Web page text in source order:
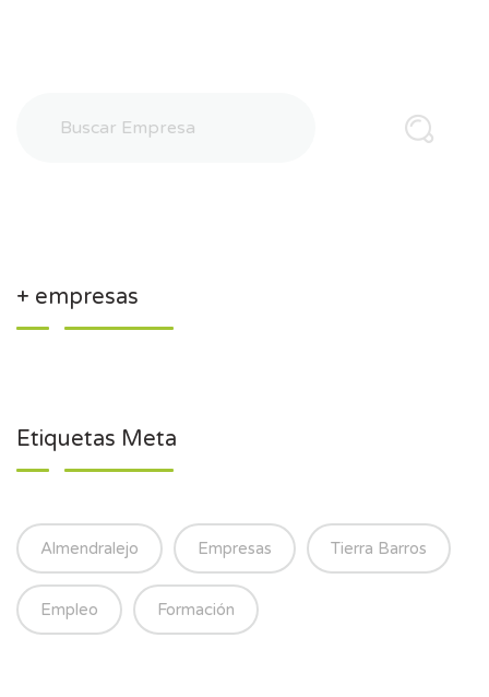
+ empresas
Etiquetas Meta
Almendralejo Empresas Tierra Barros
Empleo Formación